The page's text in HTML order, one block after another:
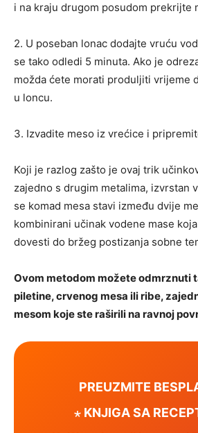
i na kraju drugom posudom prekrijte
2. U poseban lonac dodajte vruću
se tako odledi 5 minuta. Ako je
možda ćete morati produljiti vrijeme
u loncu.
3. Izvadite meso iz vrećice i
Koji je razlog zašto je ovaj trik
zajedno s drugim metalima, izvrstan
se komad mesa stavi između dvije
kombinirani učinak vodene mase
dovesti do bržeg postizanja sobne
Ovom metodom možete odmrznuti
piletine, crvenog mesa ili ribe,
mesom koje ste raširili na ravnoj
PREUZMITE
⋆ KNJIGA SA